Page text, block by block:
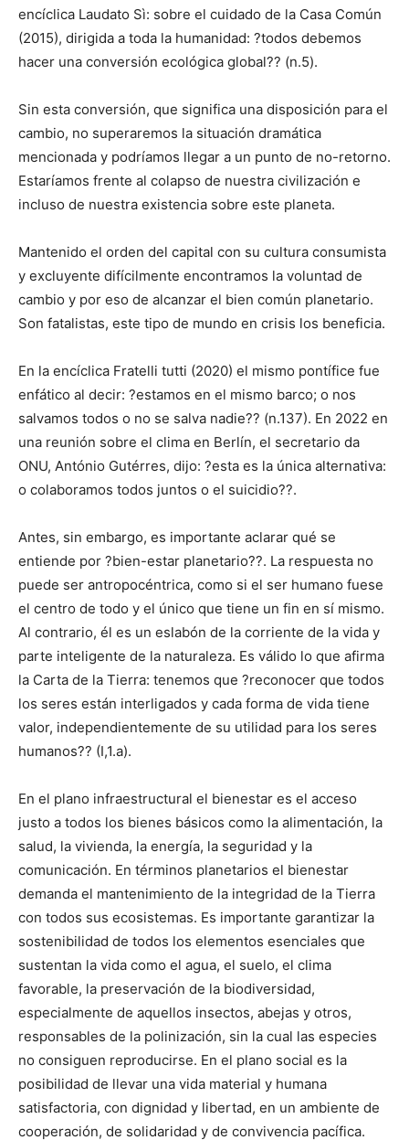
encíclica Laudato Sì: sobre el cuidado de la Casa Común
(2015), dirigida a toda la humanidad: ?todos debemos
hacer una conversión ecológica global?? (n.5).
Sin esta conversión, que significa una disposición para el
cambio, no superaremos la situación dramática
mencionada y podríamos llegar a un punto de no-retorno.
Estaríamos frente al colapso de nuestra civilización e
incluso de nuestra existencia sobre este planeta.
Mantenido el orden del capital con su cultura consumista
y excluyente difícilmente encontramos la voluntad de
cambio y por eso de alcanzar el bien común planetario.
Son fatalistas, este tipo de mundo en crisis los beneficia.
En la encíclica Fratelli tutti (2020) el mismo pontífice fue
enfático al decir: ?estamos en el mismo barco; o nos
salvamos todos o no se salva nadie?? (n.137). En 2022 en
una reunión sobre el clima en Berlín, el secretario da
ONU, António Gutérres, dijo: ?esta es la única alternativa:
o colaboramos todos juntos o el suicidio??.
Antes, sin embargo, es importante aclarar qué se
entiende por ?bien-estar planetario??. La respuesta no
puede ser antropocéntrica, como si el ser humano fuese
el centro de todo y el único que tiene un fin en sí mismo.
Al contrario, él es un eslabón de la corriente de la vida y
parte inteligente de la naturaleza. Es válido lo que afirma
la Carta de la Tierra: tenemos que ?reconocer que todos
los seres están interligados y cada forma de vida tiene
valor, independientemente de su utilidad para los seres
humanos?? (I,1.a).
En el plano infraestructural el bienestar es el acceso
justo a todos los bienes básicos como la alimentación, la
salud, la vivienda, la energía, la seguridad y la
comunicación. En términos planetarios el bienestar
demanda el mantenimiento de la integridad de la Tierra
con todos sus ecosistemas. Es importante garantizar la
sostenibilidad de todos los elementos esenciales que
sustentan la vida como el agua, el suelo, el clima
favorable, la preservación de la biodiversidad,
especialmente de aquellos insectos, abejas y otros,
responsables de la polinización, sin la cual las especies
no consiguen reproducirse. En el plano social es la
posibilidad de llevar una vida material y humana
satisfactoria, con dignidad y libertad, en un ambiente de
cooperación, de solidaridad y de convivencia pacífica.